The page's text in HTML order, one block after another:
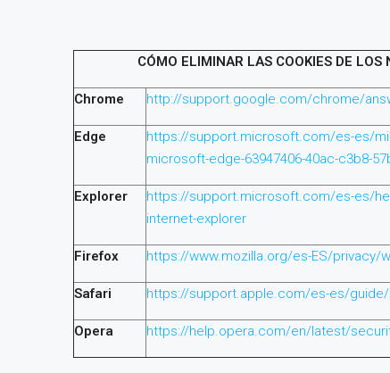
CÓMO ELIMINAR LAS COOKIES DE LOS
Chrome http://support.google.com/chrome/
Edge
https://support.microsoft.com/es-es/
microsoft-edge-63947406-40ac-c3b8-
Explorer
https://support.microsoft.com/es-es/
internet-explorer
Firefox https://www.mozilla.org/es-ES/privacy/
Safari https://support.apple.com/es-es/
Opera https://help.opera.com/en/latest/